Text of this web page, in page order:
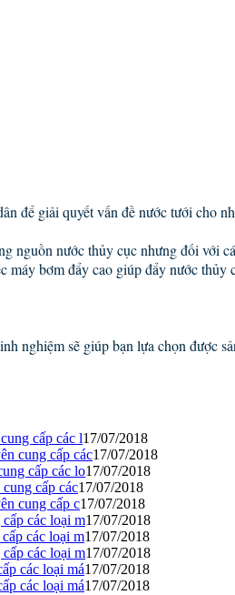
để giải quyết vấn đề nước tưới cho
nước thủy cục nhưng đối với
bơm đẩy cao giúp đẩy nước thủy
sẽ giúp bạn lựa chọn được
cấp các l17/07/2018
cung cấp các17/07/2018
cấp các lo17/07/2018
cấp các17/07/2018
cung cấp c17/07/2018
các loại m17/07/2018
các loại m17/07/2018
các loại m17/07/2018
các loại má17/07/2018
các loại má17/07/2018